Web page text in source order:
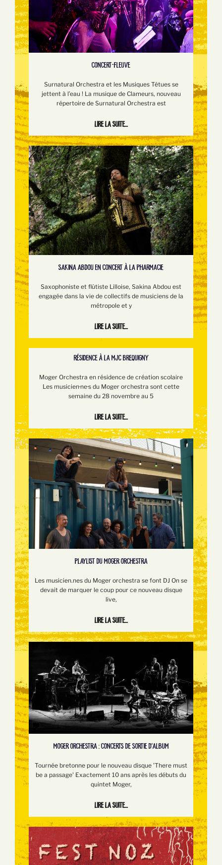
CONCERT-FLEUVE
Surnatural Orchestra et les Musiques Têtues se
jettent à l’eau ! La musique de Clameurs, nouveau
répertoire de Surnatural Orchestra est
Lire la suite...
SAKINA ABDOU EN CONCERT À LA PHARMACIE
Saxophoniste et flûtiste Lilloise, Sakina Abdou est
engagée dans la vie de collectifs de musiciens de la
métropole et y
Lire la suite...
RÉSIDENCE À LA MJC BREQUIGNY
Moger Orchestra en résidence de création scolaire
Les musicien·ne·s du Moger orchestra sont cette
semaine du 28 novembre au 5
Lire la suite...
PLAYLIST DU MOGER ORCHESTRA
Les musicien.nes du Moger orchestra se font DJ On se
devait de marquer le coup pour ce nouveau disque
live,
Lire la suite...
MOGER ORCHESTRA : CONCERTS DE SORTIE D'ALBUM
Tournée bretonne pour le nouveau disque 'There must
be a passage' Exactement 10 ans après les débuts du
quintet Moger,
Lire la suite...